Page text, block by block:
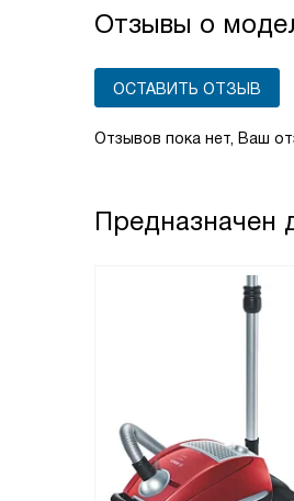
Отзывы о
ОСТАВИТЬ ОТЗЫВ
Отзывов пока нет, Ваш
Предназначен